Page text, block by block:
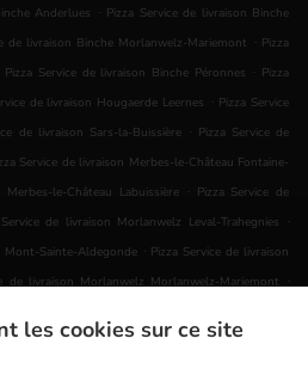
les cookies sur ce site
Anderlues . Pizza Service de livraison Binche
de livraison Binche Morlanwelz-Mariemont . Pizza
Pizza Service de livraison Binche Péronnes . Pizza
de livraison Hougaerde Leernes . Pizza Service
de livraison Sars-la-Buissière . Pizza Service de
Service de livraison Merbes-le-Château Fontaine-
le-Château Labuissière . Pizza Service de
de livraison Morlanwelz Leval-Trahegnies
.
Mont-Sainte-Aldegonde . Pizza Service de livraison
de livraison Morlanwelz Morlanwelz-Mariemont
.
Morlanwelz . Pizza Service de livraison Chapelle-